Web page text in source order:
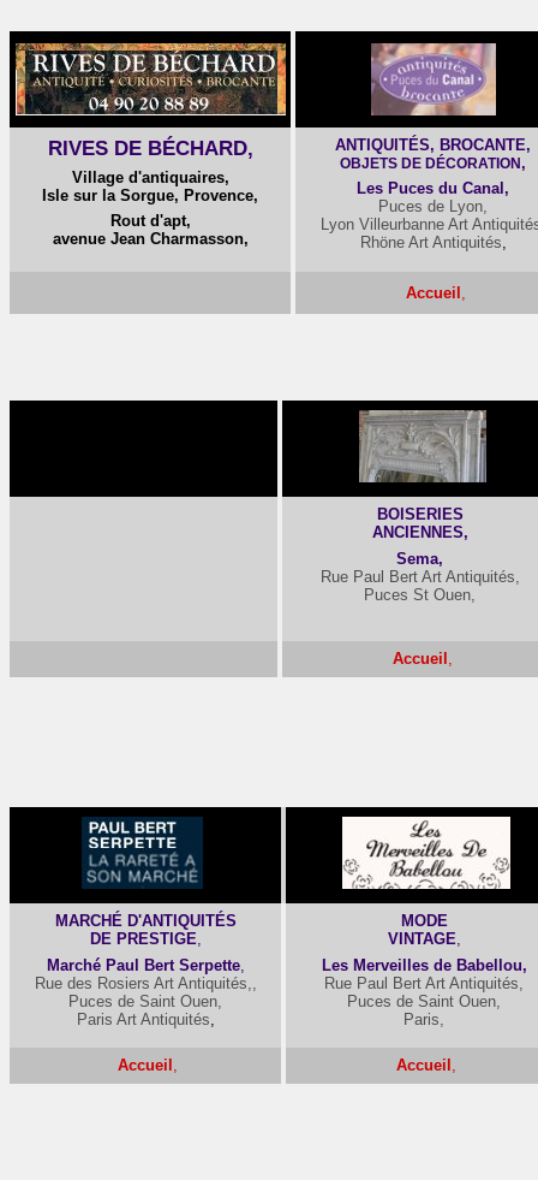
RIVES DE BÉCHARD,
Village d'antiquaires,
Isle sur la Sorgue, Provence,
Rout d'apt,
avenue Jean Charmasson,
ANTIQUITÉS, BROCANTE,
OBJETS DE DÉCORATION ,
Les Puces du Canal,
Puces de Lyon,
Lyon Villeurbanne Art
Rhöne Art Antiquités,
Accueil ,
BOISERIES
ANCIENNES,
Sema,
Rue Paul Bert Art Antiquités,
Puces St Ouen,
Accueil ,
MARCHÉ D'ANTIQUITÉS
DE PRESTIGE,
Marché Paul Bert Serpette,
Rue des Rosiers Art Antiquités,,
Puces de Saint Ouen,
Paris Art Antiquités,
MODE
VINTAGE,
Les Merveilles de Babellou,
Rue Paul Bert Art Antiquités,
Puces de Saint Ouen,
Paris,
Accueil , Accueil ,